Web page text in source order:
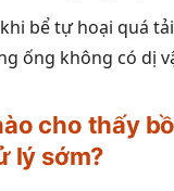
khi bể tự hoại quá
ống không có dị
cho thấy
lý sớm?